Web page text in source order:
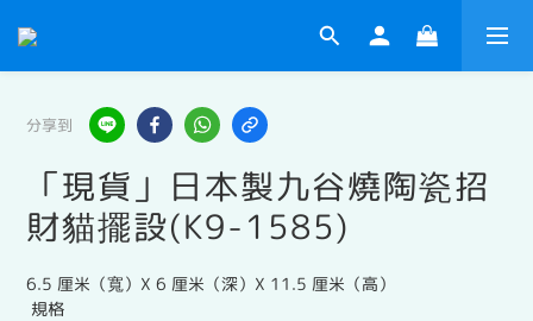
分享到
「現貨」日本製九谷燒陶瓷招
財貓擺設(K9-1585)
6.5 厘米（寬）X 6 厘米（深）X 11.5 厘米（高）
規格